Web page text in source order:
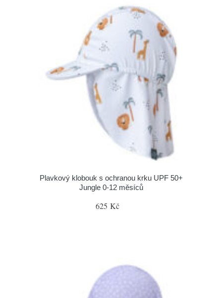
Plavkový klobouk s ochranou krku UPF 50+
Jungle 0-12 měsíců
625 Kč